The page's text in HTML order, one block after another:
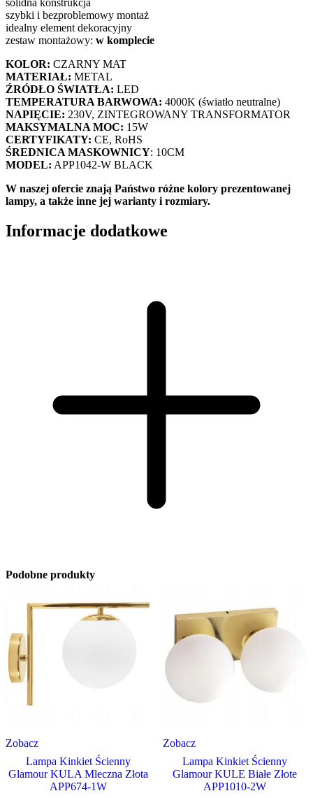
szybki i bezproblemowy montaż
idealny element dekoracyjny
zestaw montażowy: w komplecie
KOLOR: CZARNY MAT
MATERIAŁ: METAL
ŹRÓDŁO ŚWIATŁA: LED
TEMPERATURA BARWOWA: 4000K (światło neutralne)
NAPIĘCIE: 230V, ZINTEGROWANY TRANSFORMATOR
MAKSYMALNA MOC: 15W
CERTYFIKATY: CE, RoHS
ŚREDNICA MASKOWNICY: 10CM
MODEL: APP1042-W BLACK
W naszej ofercie znają Państwo różne kolory prezentowanej
lampy, a także inne jej warianty i rozmiary.
Informacje dodatkowe
Podobne produkty
Zobacz
Lampa Kinkiet Ścienny
Glamour KULA Mleczna Złota
APP674-1W
Zobacz
Lampa Kinkiet Ścienny
Glamour KULE Białe Złote
APP1010-2W